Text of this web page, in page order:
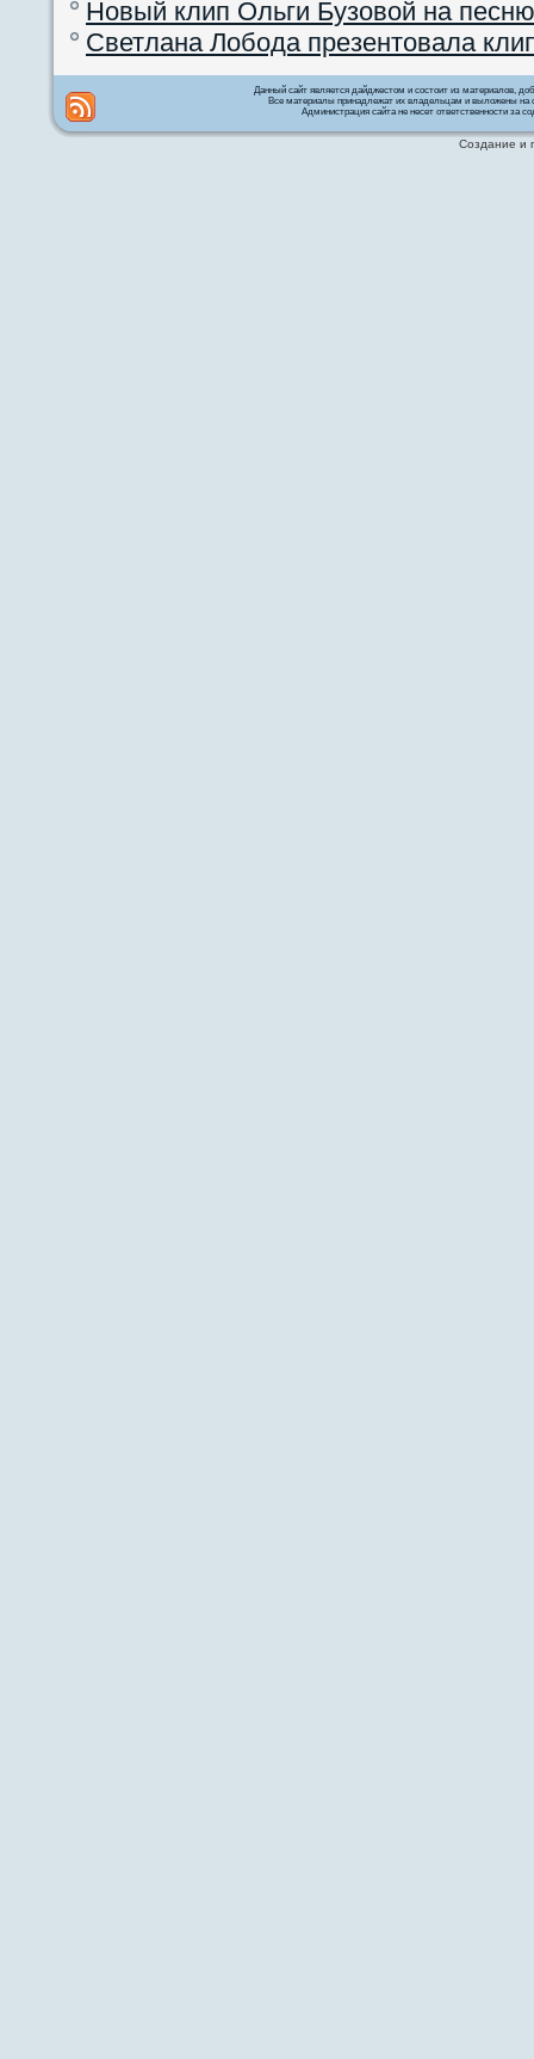
Новый клип Ольги Бузовой на
Светлана Лобода презентовала
Данный сайт является дайджестом и состоит из материалов,
Все материалы принадлежат их владельцам и выложены на
Администрация сайта не несет ответственности за
Создание и